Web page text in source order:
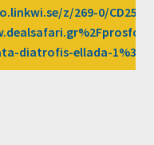
z/269-0/
diatrofis-ellada-